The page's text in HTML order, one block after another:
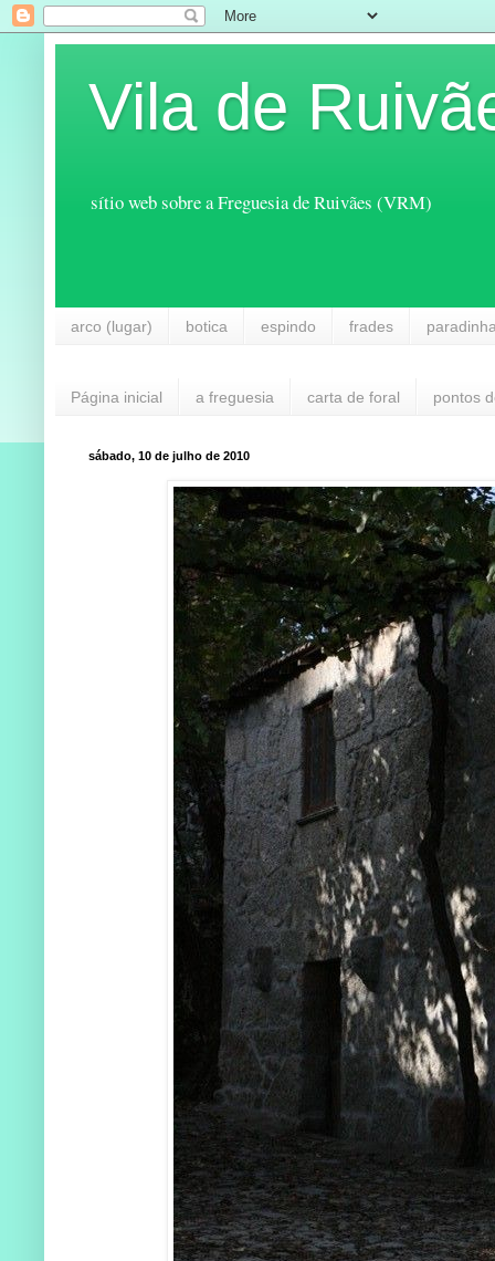
Vila de
sítio web sobre a Freguesia de Ruivães (VRM)
arco (lugar) botica espindo frades
Página inicial a freguesia carta de foral pontos
sábado, 10 de julho de 2010